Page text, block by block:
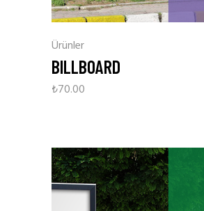
Ürünler
BILLBOARD
₺70.00